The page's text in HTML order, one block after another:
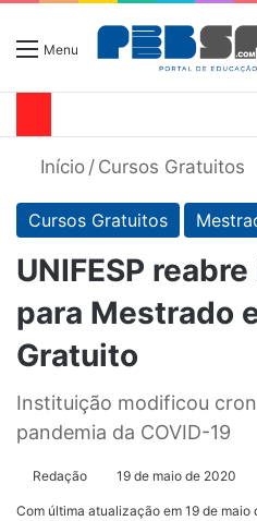
Menu
Início / Cursos Gratuitos
Cursos Gratuitos
UNIFESP
para Mestrado
Gratuito
Instituição modificou
pandemia da COVID-19
Redação 19 de maio de 2020
Com última atualização em 19 de maio